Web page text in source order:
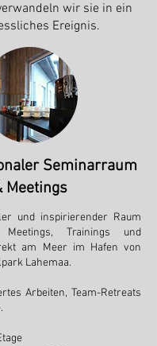
wir sie in ein
Ereignis.
Seminarraum
Meetings
und inspirierender Raum
Trainings und
am Meer im Hafen von
Lahemaa.
Arbeiten, Team-Retreats